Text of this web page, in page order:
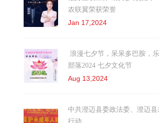
农联翼荣获荣誉
Jan 17,2024
浪漫七夕节，呆呆多巴胺，
部落2024 七夕文化节
Aug 13,2024
中共澄迈县委政法委、澄迈
行动